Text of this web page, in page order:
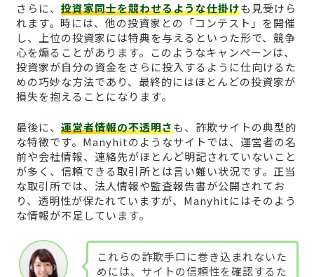
さらに、 投資家同士を競わせるような仕掛けも見受けら
れます。時には、他の投資家との「コンテスト」を開催
し、上位の投資家には特典を与えるといった形で、競争
心を煽ることがあります。このようなキャンペーンは、
投資家が自分の資金をさらに投入するように仕向けるた
めの巧妙な方法であり、最終的にはほとんどの投資家が
損失を抱えることになります。
最後に、 運営者情報の不透明さも、詐欺サイトの典型的
な特徴です。Manyhitのようなサイトでは、運営者の名
前や会社情報、連絡先がほとんど明記されていないこと
が多く、信頼できる取引所とは言い難い状況です。正当
な取引所では、法人情報や監査報告書が公開されてお
り、透明性が保たれていますが、Manyhitにはそのよう
な情報が不足しています。
これらの詐欺手口に巻き込まれないた
めには、サイトの信頼性を確認するた